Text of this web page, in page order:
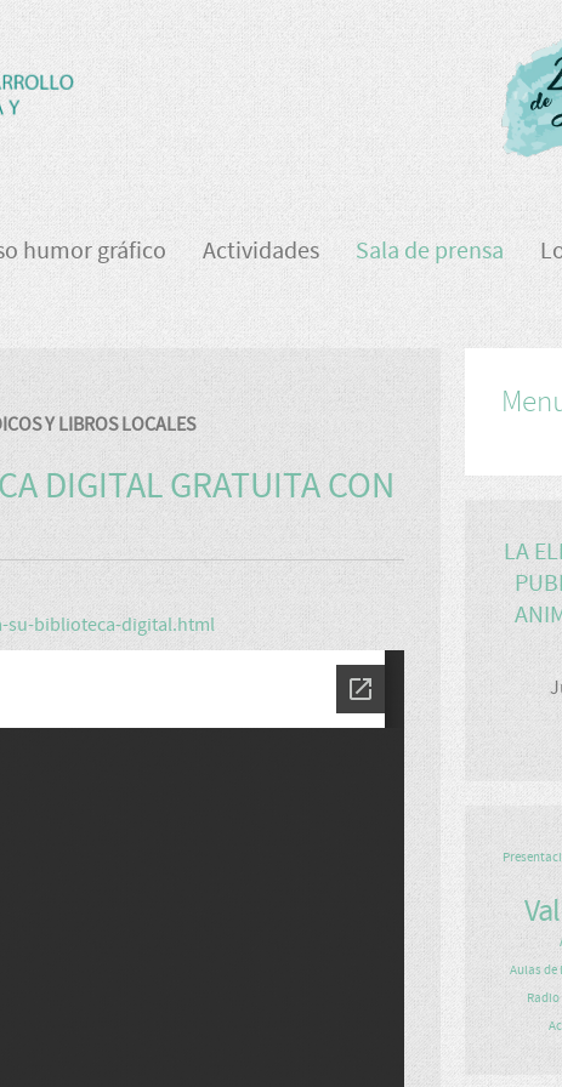
humor gráfico Actividades Sala de prensa
Y LIBROS LOCALES
DIGITAL GRATUITA CON
su-biblioteca-digital.html
LA
Aulas de
Radio